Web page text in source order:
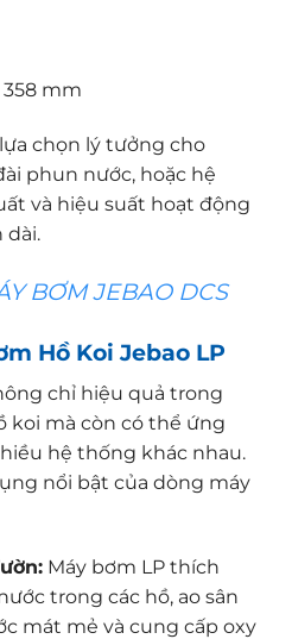
mm
chọn lý tưởng cho
phun nước, hoặc hệ
và hiệu suất hoạt động
dài.
BƠM JEBAO DCS
Hồ Koi Jebao LP
chỉ hiệu quả trong
koi mà còn có thể ứng
hệ thống khác nhau.
nổi bật của dòng máy
Máy bơm LP thích
trong các hồ, ao sân
mát mẻ và cung cấp oxy